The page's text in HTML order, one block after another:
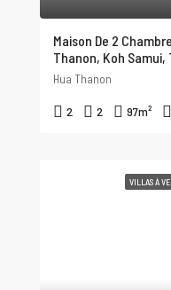
Maison De 2
Thanon, Koh Samui,
Hua Thanon
2 2 97m²
VILLAS À